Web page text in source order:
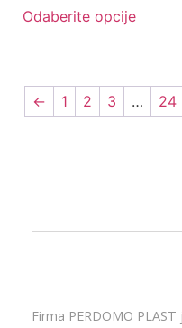
Odaberite opcije
← 1 2 3 … 24
Firma PERDOMO